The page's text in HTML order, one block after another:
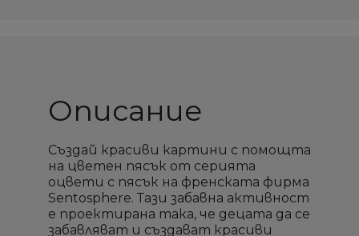
Описание
Създай красиви картини с помощта
на цветен пясък от серията
оцвети с пясък на френската фирма
Sentosphere. Тази забавна активност
е проектирана така, че децата да се
забавляват и създават красиви